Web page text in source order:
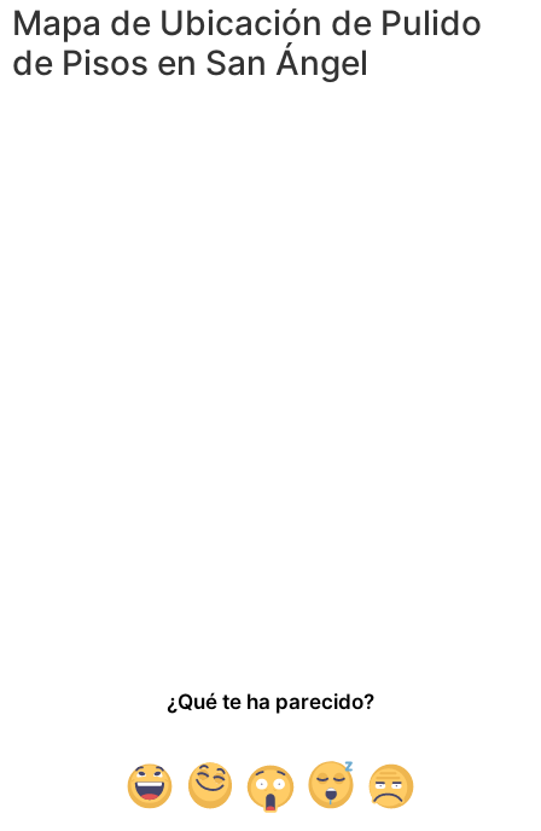
Mapa de Ubicación de Pulido
de Pisos en San Ángel
¿Qué te ha parecido?